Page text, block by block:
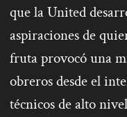
que la United
aspiraciones de
fruta provocó una
obreros desde el
técnicos de alto